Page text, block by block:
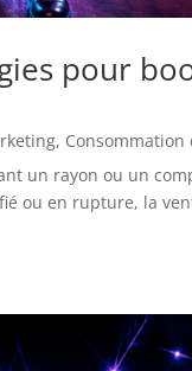
pour
, Consommation
un rayon ou un
ou en rupture, la